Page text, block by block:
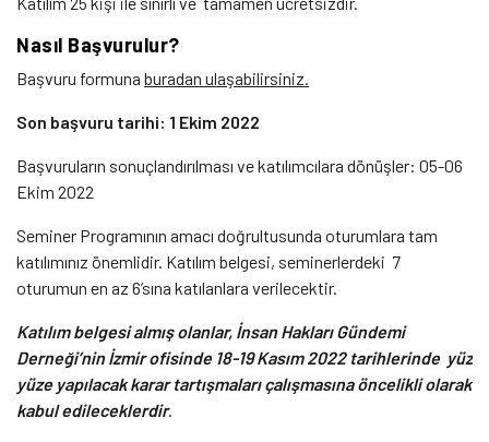
Nasıl Başvurulur?
Başvuru formuna buradan ulaşabilirsiniz.
Son başvuru tarihi: 1 Ekim 2022
Başvuruların sonuçlandırılması ve katılımcılara dönüşler: 05-06
Ekim 2022
Seminer Programının amacı doğrultusunda oturumlara tam
katılımınız önemlidir. Katılım belgesi, seminerlerdeki 7
oturumun en az 6’sına katılanlara verilecektir.
Katılım belgesi almış olanlar, İnsan Hakları Gündemi
Derneği’nin İzmir ofisinde 18-19 Kasım 2022 tarihlerinde yüz
yüze yapılacak karar tartışmaları çalışmasına öncelikli olarak
kabul edileceklerdir.